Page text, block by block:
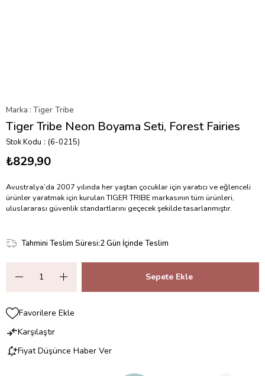
Marka : Tiger Tribe
Tiger Tribe Neon Boyama Seti, Forest Fairies
Stok Kodu (6-0215)
₺829,90
Avustralya’da 2007 yılında her yaştan çocuklar için yaratıcı ve eğlenceli
ürünler yaratmak için kurulan TIGER TRIBE markasının tüm ürünleri,
uluslararası güvenlik standartlarını geçecek şekilde tasarlanmıştır.
Tahmini Teslim Süresi:2 Gün İçinde Teslim
Favorilere Ekle
Karşılaştır
Fiyat Düşünce Haber Ver